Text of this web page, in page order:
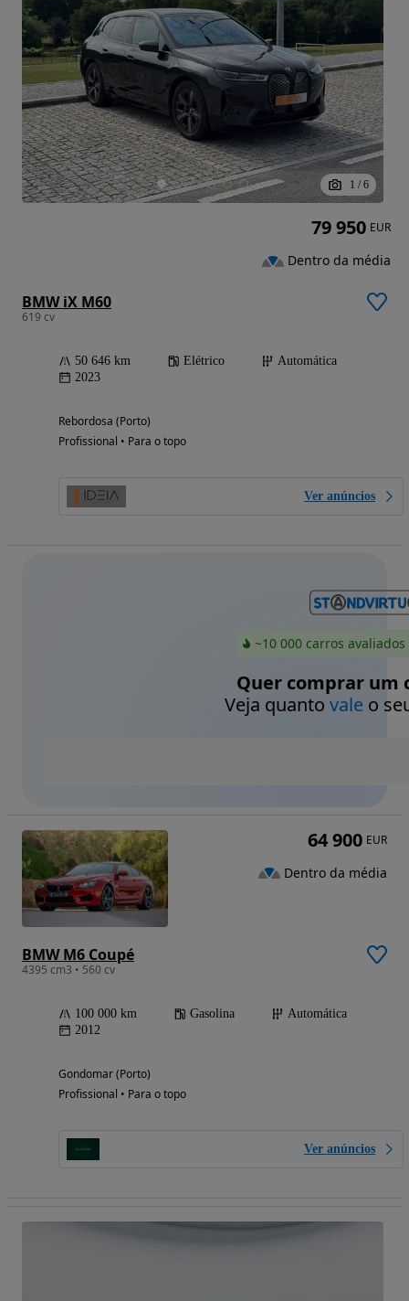
1 / 6
BMW iX M60
619 cv
50 646 km Elétrico
Automática
2023
Rebordosa (Porto)
Profissional • Para o topo
Ver anúncios
79 950 EUR
Dentro da média
~10 000 carros
Quer comprar um
Veja quanto valeo
BMW M6 Coupé
4395 cm3 • 560 cv
100 000 km Gasolina
Automática
2012
Gondomar (Porto)
Profissional • Para o topo
Ver anúncios
64 900 EUR
Dentro da média